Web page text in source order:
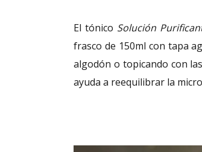
El tónico Solución
frasco de 150ml con tapa
algodón o topicando con
ayuda a reequilibrar la